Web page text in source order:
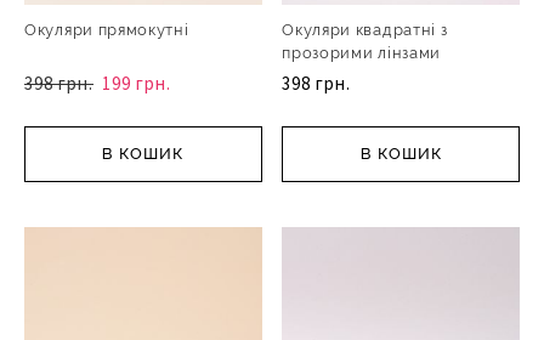
Окуляри прямокутні
398 грн. 199 грн.
В КОШИК
Окуляри квадратні з
прозорими лінзами
398 грн.
В КОШИК